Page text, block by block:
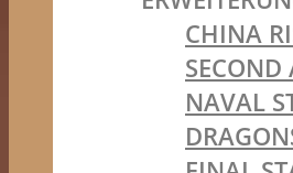
CHINA
SECOND
NAVAL